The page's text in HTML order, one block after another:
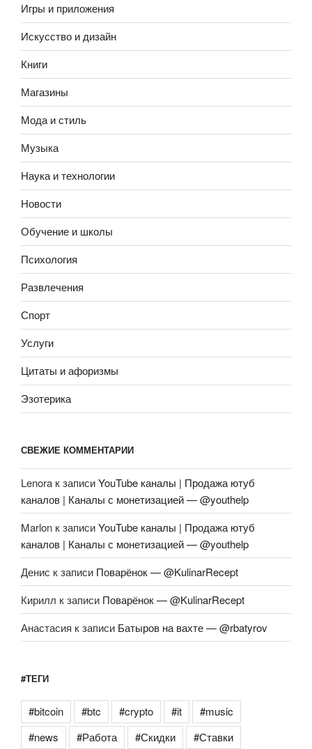
Игры и приложения
Искусство и дизайн
Книги
Магазины
Мода и стиль
Музыка
Наука и технологии
Новости
Обучение и школы
Психология
Развлечения
Спорт
Услуги
Цитаты и афоризмы
Эзотерика
СВЕЖИЕ КОММЕНТАРИИ
Lenora к записиYouTube каналы | Продажа ютуб
каналов | Каналы с монетизацией — @youthelp
Marlon к записиYouTube каналы | Продажа ютуб
каналов | Каналы с монетизацией — @youthelp
Денис к записи Поварёнок — @KulinarRecept
Кирилл к записи Поварёнок — @KulinarRecept
Анастасия к записи Батыров на вахте — @rbatyrov
#ТЕГИ
#bitcoin #btc #crypto #it
#music
#news
#Работа #Скидки
#Ставки